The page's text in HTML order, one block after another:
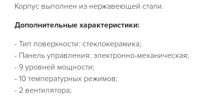
Корпус выполнен из нержавеющей стали.
Дополнительные характеристики:
- Тип поверхности: стеклокерамика;
- Панель управления: электронно-механическая;
- 9 уровней мощности;
- 10 температурных режимов;
- 2 вентилятора;